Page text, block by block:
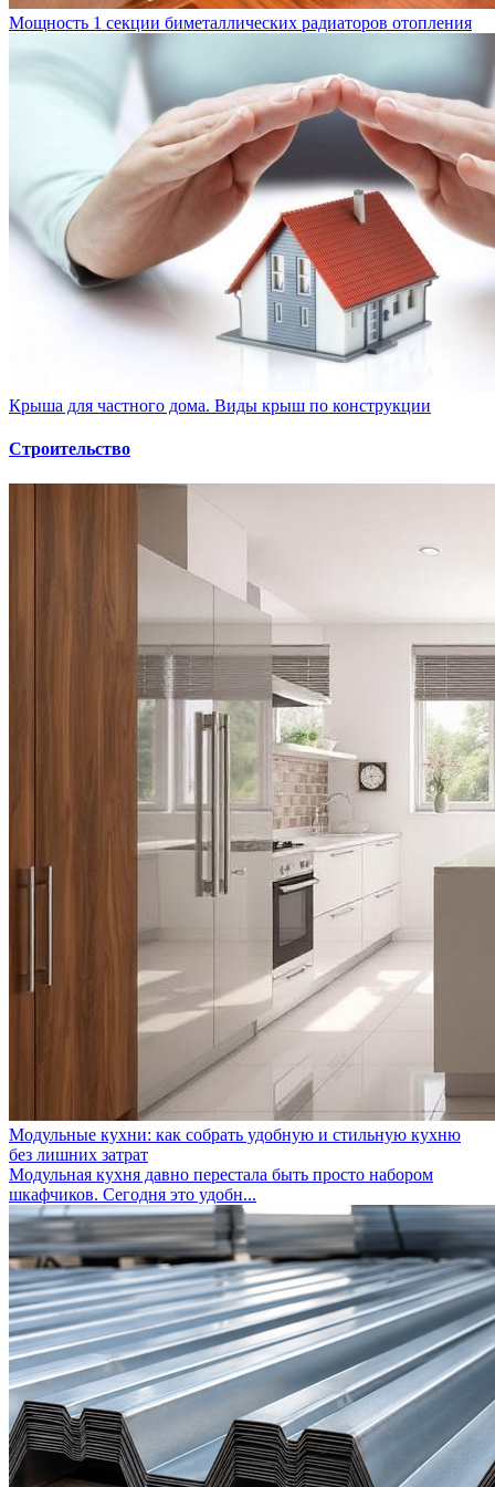
Мощность 1 секции биметаллических радиаторов отопления
Крыша для частного дома. Виды крыш по конструкции
Строительство
Модульные кухни: как собрать удобную и стильную кухню
без лишних затрат
Модульная кухня давно перестала быть просто набором
шкафчиков. Сегодня это удобн...